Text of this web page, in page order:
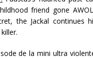
friend gone
the Jackal
de la mini ultra